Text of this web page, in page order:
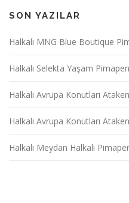
SON YAZILAR
Halkalı MNG Blue Boutique
Halkalı Selekta Yaşam
Halkalı Avrupa Konutları
Halkalı Avrupa Konutları
Halkalı Meydan Halkalı